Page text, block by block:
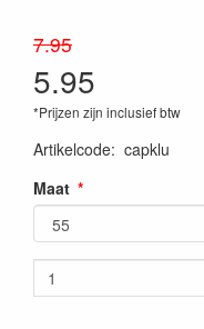
7.95
5.95
*Prijzen zijn inclusief btw
Artikelcode: capklu
Maat